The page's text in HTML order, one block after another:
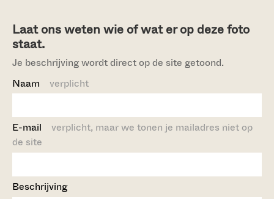
Laat ons weten wie of wat er op deze foto
staat.
Je beschrijving wordt direct op de site getoond.
Naam verplicht
E-mail verplicht, maar we tonen je mailadres niet op
de site
Beschrijving